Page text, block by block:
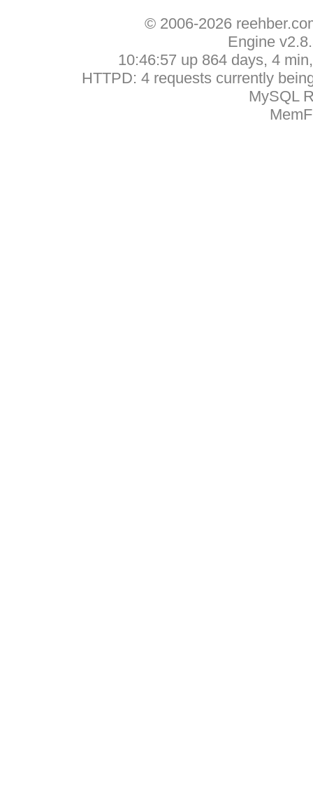
© 2006-2026
Engine
10:46:57 up 864 days, 4
HTTPD: 4 requests currently
MySQL